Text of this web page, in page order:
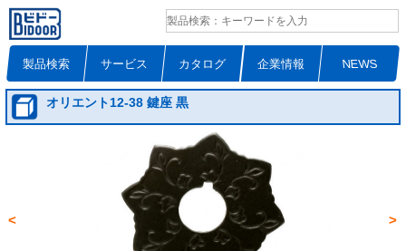
製品検索 サービス カタログ 企業情報 NEWS
オリエント12-38 鍵座 黒
< >